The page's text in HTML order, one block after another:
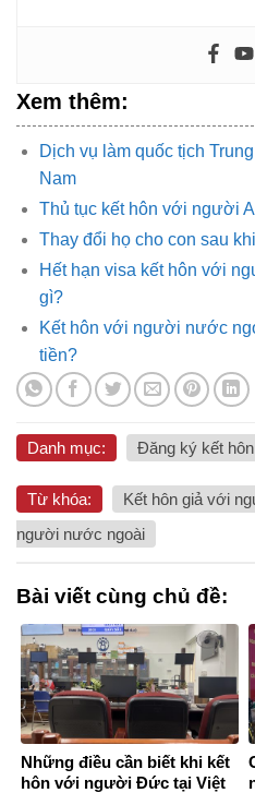
Xem thêm:
Dịch vụ làm quốc tịch
Nam
Thủ tục kết hôn với người
Thay đổi họ cho con sau
Hết hạn visa kết hôn với
gì?
Kết hôn với người nước
tiền?
Danh mục: Đăng ký kết
Từ khóa: Kết hôn giả với
người nước ngoài
Bài viết cùng chủ đề:
Những điều cần biết khi kết
hôn với người Đức tại Việt